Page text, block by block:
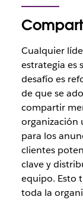
Cualquier
estrategia es
desafío es
de que se
compartir
organización
para los
clientes
clave y
equipo. Esto
toda la